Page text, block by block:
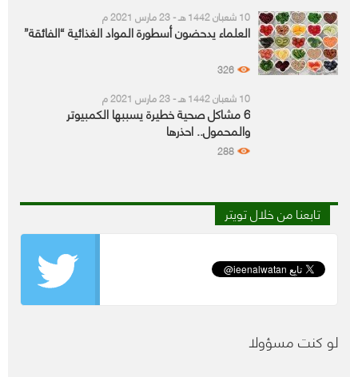
10 شعبان 1442 هـ - 23 مارس 2021 م
العلماء يدحضون أسطورة المواد الغذائية “الفائقة”
326
10 شعبان 1442 هـ - 23 مارس 2021 م
6 مشاكل صحية خطيرة يسببها الكمبيوتر
والمحمول.. احذرها
288
تابعنا من خلال تويتر
لو كنت مسؤولا